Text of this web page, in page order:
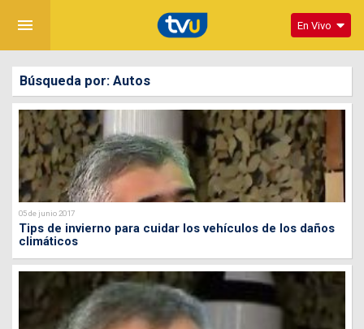
menu En Vivo
Búsqueda por: Autos
05 de junio 2017
Tips de invierno para cuidar los vehículos de los daños
climáticos